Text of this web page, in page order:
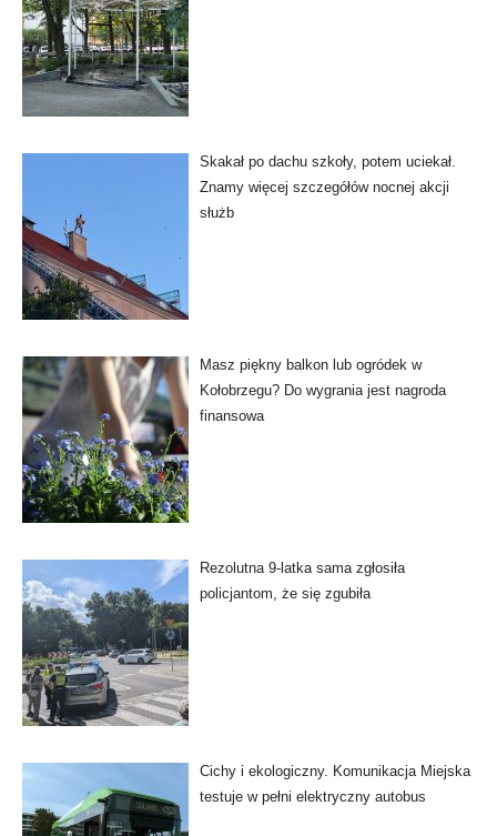
Skakał po dachu szkoły, potem uciekał.
Znamy więcej szczegółów nocnej akcji
służb
Masz piękny balkon lub ogródek w
Kołobrzegu? Do wygrania jest nagroda
finansowa
Rezolutna 9-latka sama zgłosiła
policjantom, że się zgubiła
Cichy i ekologiczny. Komunikacja Miejska
testuje w pełni elektryczny autobus